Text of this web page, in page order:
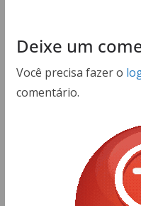
Deixe um
Você precisa fazer o
comentário.